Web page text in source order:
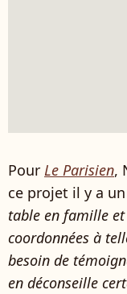
Pour Le Parisien,
ce projet il y a
table en famille
coordonnées à
besoin de
en déconseille